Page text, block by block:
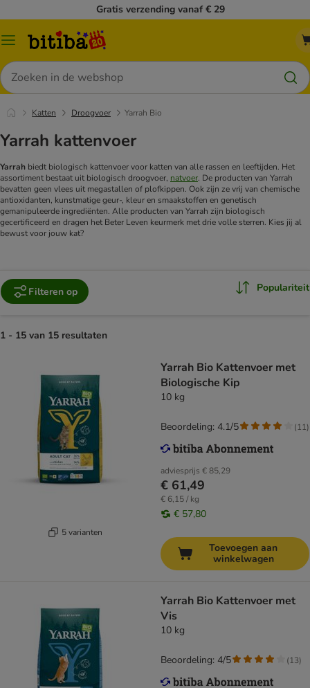
Gratis verzending vanaf € 29
Catalogusmenu
Zoeken
Katten Droogvoer Yarrah Bio
Yarrah kattenvoer
Yarrah biedt biologisch kattenvoer voor katten van alle rassen en leeftijden. Het
assortiment bestaat uit biologisch droogvoer, natvoer. De producten van Yarrah
bevatten geen vlees uit megastallen of plofkippen. Ook zijn ze vrij van chemische
antioxidanten, kunstmatige geur-, kleur en smaakstoffen en genetisch
gemanipuleerde ingrediënten. Alle producten van Yarrah zijn biologisch
gecertificeerd en dragen het Beter Leven keurmerk met drie volle sterren. Kies jij al
bewust voor jouw kat?
Filteren op Populariteit
1 - 15 van 15 resultaten
5 varianten
Yarrah Bio Kattenvoer met
Biologische Kip
10 kg
adviesprijs € 85,29
€ 61,49
€ 6,15 / kg
€ 57,80
Beoordeling: 4.1/5 (11)
Toevoegen aan
winkelwagen
Yarrah Bio Kattenvoer met
Vis
10 kg
Beoordeling: 4/5 (13)